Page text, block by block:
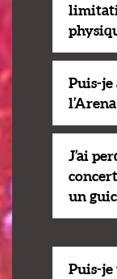
Puis-je
l’Arena
J’ai
un
Puis-